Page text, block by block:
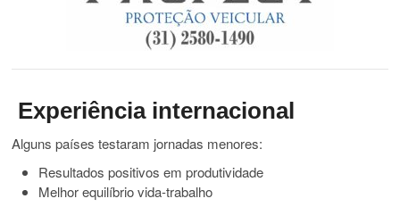
Experiência internacional
Alguns países testaram jornadas menores:
Resultados positivos em produtividade
Melhor equilíbrio vida-trabalho